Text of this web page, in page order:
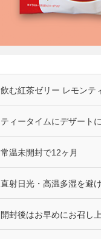
飲む紅茶ゼリー レモンテ
ティータイムにデザート
常温未開封で12ヶ月
直射日光・高温多湿を避
開封後はお早めにお召し